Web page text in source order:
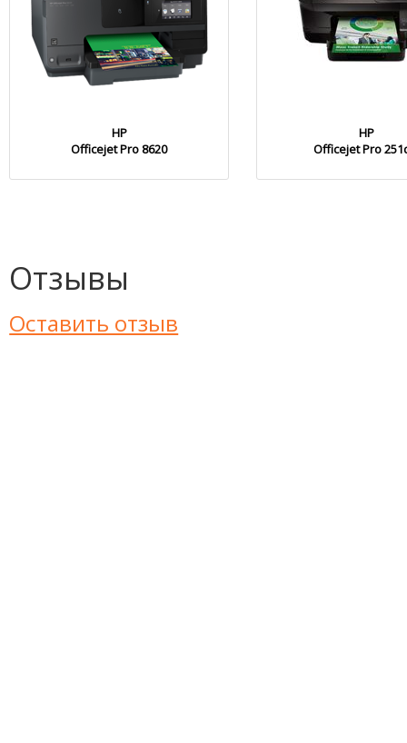
HP
Officejet Pro 8620
HP
Officejet Pro
Отзывы
Оставить отзыв